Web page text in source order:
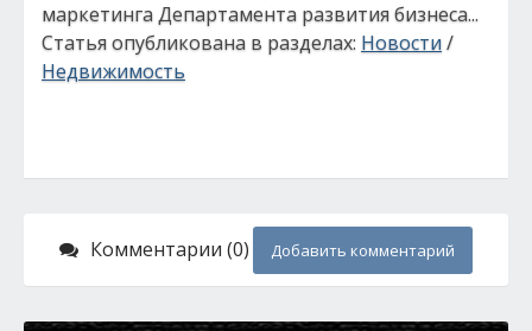
маркетинга Департамента развития бизнеса...
Статья опубликована в разделах: Новости/
Недвижимость
Комментарии (0) Добавить комментарий